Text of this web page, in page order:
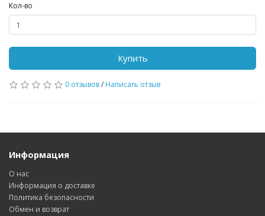
Кол-во
Купить
0 отзывов/ Написать отзыв
Информация
О нас
Информация о доставке
Политика безопасности
Обмен и возврат